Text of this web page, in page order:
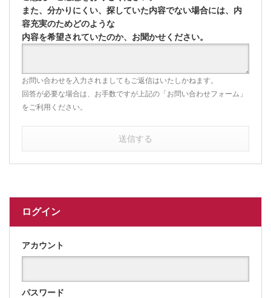
また、分かりにくい、探していた内容でない場合には、内
容充実のためどのような
内容を希望されていたのか、お聞かせください。
お問い合わせを入力されましてもご返信はいたしかねます。
回答が必要な場合は、お手数ですが上記の「お問い合わせフォーム」
をご利用ください。
送信する
ログイン
アカウント
パスワード